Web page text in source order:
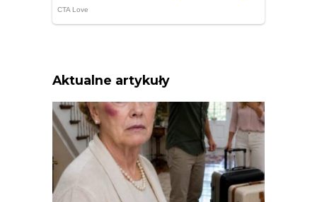
Aktualne artykuły